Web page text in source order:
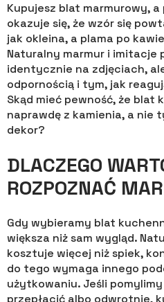
Kupujesz blat marmurowy,
okazuje się, że wzór się
jak okleina, a plama po
Naturalny marmur i imitacje
identycznie na zdjęciach,
odpornością i tym, jak
Skąd mieć pewność, że blat
naprawdę z kamienia, a nie
dekor?
DLACZEGO
ROZPOZNAĆ
Gdy wybieramy blat
większa niż sam wygląd.
kosztuje więcej niż spiek,
do tego wymaga innego
użytkowaniu. Jeśli pomylimy